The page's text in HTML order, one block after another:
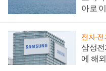
아로
전자·전
삼성
에 해